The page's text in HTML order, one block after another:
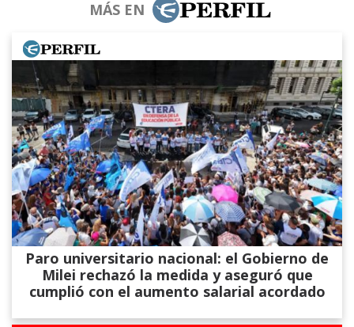
MÁS EN
Paro universitario nacional: el Gobierno de
Milei rechazó la medida y aseguró que
cumplió con el aumento salarial acordado